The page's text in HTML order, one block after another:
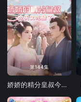
第144集
娇娇的精分皇叔今天又吃醋了